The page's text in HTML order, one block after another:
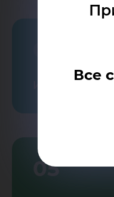
Все
05